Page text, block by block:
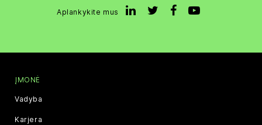
Aplankykite mus
ĮMONĖ
Vadyba
Karjera